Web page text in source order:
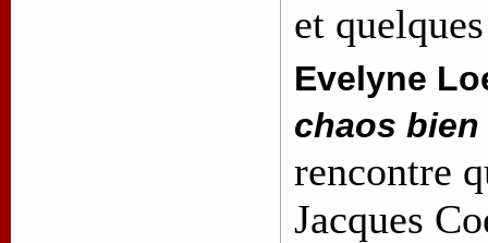
et
Evelyne
chaos bien
rencontre
Jacques